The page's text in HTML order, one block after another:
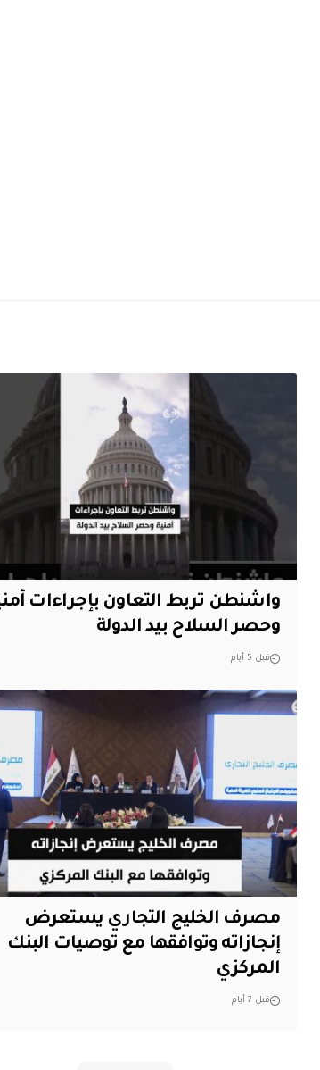
واشنطن تربط التعاون بإجراءات
وحصر السلاح بيد الدولة
قبل 5 أيام
مصرف الخليج التجاري يستعرض
إنجازاته وتوافقها مع توصيات البنك
المركزي
قبل 7 أيام